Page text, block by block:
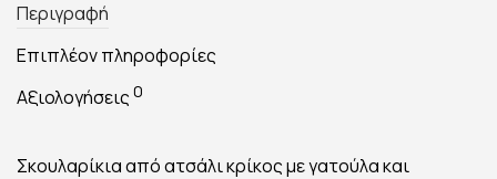
Περιγραφή
Επιπλέον πληροφορίες
Αξιολογήσεις 0
Σκουλαρίκια από ατσάλι κρίκος με γατούλα και